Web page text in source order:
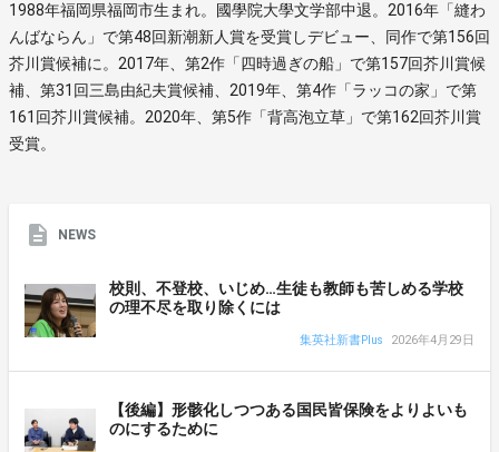
1988年福岡県福岡市生まれ。國學院大學文学部中退。2016年「縫わ
んばならん」で第48回新潮新人賞を受賞しデビュー、同作で第156回
芥川賞候補に。2017年、第2作「四時過ぎの船」で第157回芥川賞候
補、第31回三島由紀夫賞候補、2019年、第4作「ラッコの家」で第
161回芥川賞候補。2020年、第5作「背高泡立草」で第162回芥川賞
受賞。
NEWS
校則、不登校、いじめ…生徒も教師も苦しめる学校
の理不尽を取り除くには
集英社新書Plus 2026年4月29日
【後編】形骸化しつつある国民皆保険をよりよいも
のにするために